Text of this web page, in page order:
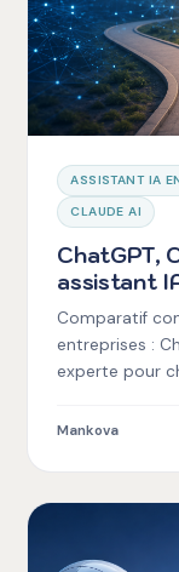
ASSISTANT IA
CLAUDE AI
ChatGPT,
assistant
entreprise
Comparatif
entreprises :
experte pour
Mankova